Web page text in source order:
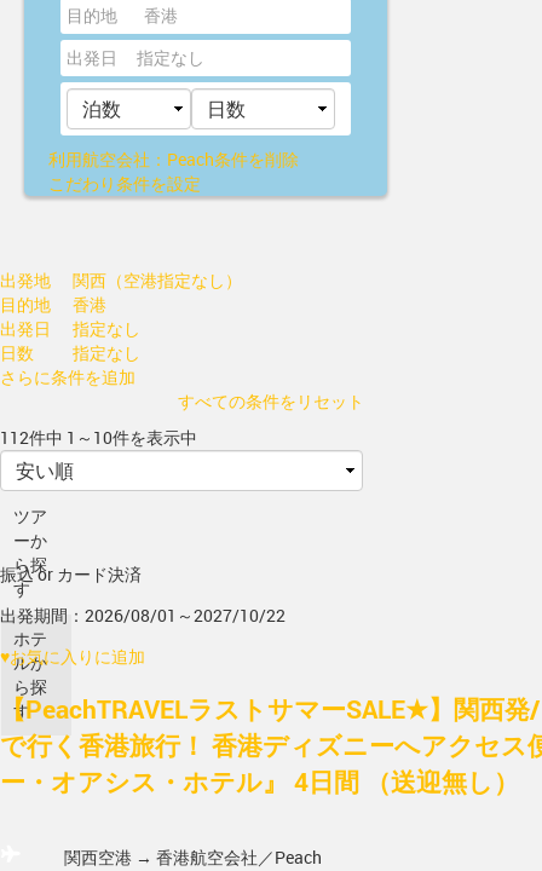
目的地
香港
出発日
指定なし
利用航空会社：Peach条件を削除
こだわり条件を設定
出発地
関西（空港指定なし）
目的地
香港
出発日
指定なし
日数
指定なし
さらに条件を追加
すべての条件をリセット
112件中 1～10件を表示中
ツア
ーか
ら探
す
ホテ
ルか
ら探
す
振込 or カード決済
出発期間：2026/08/01～2027/10/22
♥お気に入りに追加
【PeachTRAVELラストサマーSALE★】関西発
で行く香港旅行！ 香港ディズニーへアクセス
ー・オアシス・ホテル』 4日間 （送迎無し）
関西空港 → 香港航空会社／Peach